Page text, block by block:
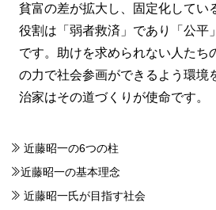
貧富の差が拡大し、固定化してい
役割は「弱者救済」であり「公平
です。助けを求められない人たち
の力で社会参画ができるよう環境
治家はその道づくりが使命です。
近藤昭一の6つの柱
近藤昭一の基本理念
近藤昭一氏が目指す社会